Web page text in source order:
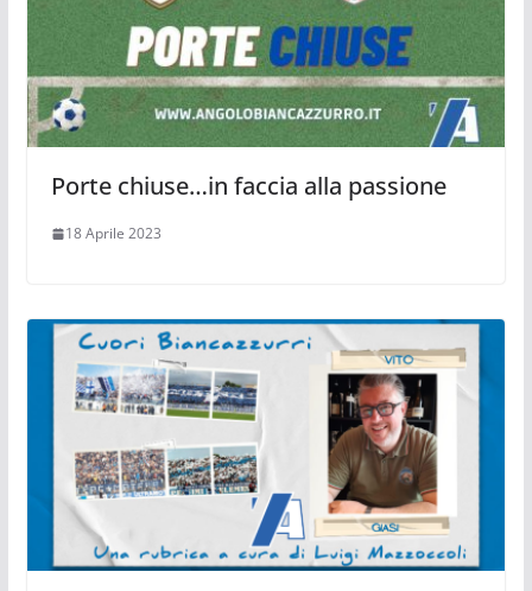
Porte chiuse…in faccia alla passione
18 Aprile 2023